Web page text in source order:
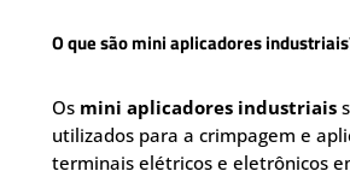
O que são mini aplicadores
Os mini aplicadores industriais
utilizados para a crimpagem e
terminais elétricos e eletrônicos